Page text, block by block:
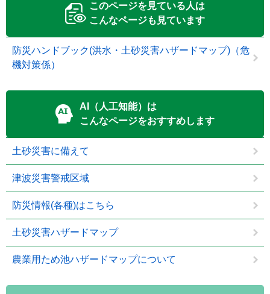
このページを見ている人は
こんなページも見ています
防災ハンドブック(洪水・土砂災害ハザードマップ)（危
機対策係）
AI（人工知能）は
こんなページをおすすめします
土砂災害に備えて
津波災害警戒区域
防災情報(各種)はこちら
土砂災害ハザードマップ
農業用ため池ハザードマップについて